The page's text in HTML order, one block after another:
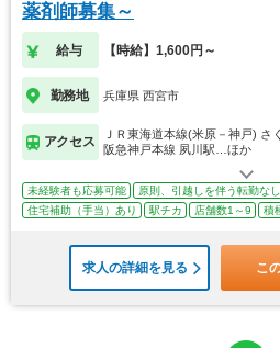
薬剤師募集～
給与 【時給】1,600円～
勤務地 兵庫県 西宮市
アクセス
ＪＲ東海道本線(米原－神戸) さ
阪急神戸本線 夙川駅…ほか
未経験者も応募可能 原則、引越しを伴う転勤なし
住宅補助（手当）あり
駅チカ 店舗数1～9 積
求人の詳細を見る こ